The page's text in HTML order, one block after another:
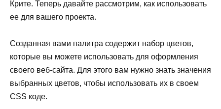
Крите. Теперь давайте рассмотрим, как использовать
ее для вашего проекта.
Созданная вами палитра содержит набор цветов,
которые вы можете использовать для оформления
своего веб-сайта. Для этого вам нужно знать значения
выбранных цветов, чтобы использовать их в своем
CSS коде.